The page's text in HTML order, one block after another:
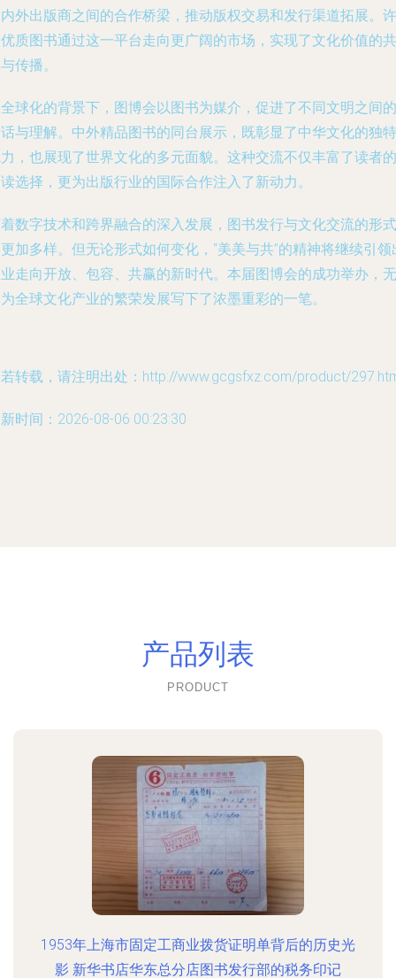
外出版商之间的合作桥梁，推动版权交易和发行渠道拓展。许
质图书通过这一平台走向更广阔的市场，实现了文化价值的共
传播。
球化的背景下，图博会以图书为媒介，促进了不同文明之间的
与理解。中外精品图书的同台展示，既彰显了中华文化的独特
，也展现了世界文化的多元面貌。这种交流不仅丰富了读者的
选择，更为出版行业的国际合作注入了新动力。
数字技术和跨界融合的深入发展，图书发行与文化交流的形式
加多样。但无论形式如何变化，“美美与共”的精神将继续引领
走向开放、包容、共赢的新时代。本届图博会的成功举办，无
全球文化产业的繁荣发展写下了浓墨重彩的一笔。
转载，请注明出处：http://www.gcgsfxz.com/product/
时间：2026-08-06 00:23:30
产品列表
PRODUCT
1953年上海市固定工商业拨货证明单背后的历史光
影 新华书店华东总分店图书发行部的税务印记